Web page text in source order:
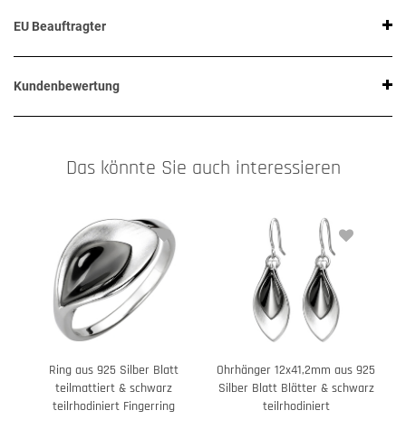
EU Beauftragter
Kundenbewertung
Das könnte Sie auch interessieren
Ring aus 925 Silber Blatt
teilmattiert & schwarz
teilrhodiniert Fingerring
Ohrhänger 12x41,2mm aus 925
Silber Blatt Blätter & schwarz
teilrhodiniert